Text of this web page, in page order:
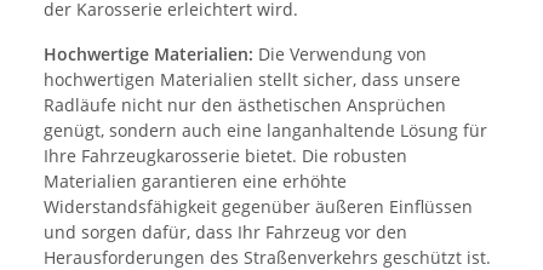
der Karosserie erleichtert wird.
Hochwertige Materialien: Die Verwendung von
hochwertigen Materialien stellt sicher, dass unsere
Radläufe nicht nur den ästhetischen Ansprüchen
genügt, sondern auch eine langanhaltende Lösung für
Ihre Fahrzeugkarosserie bietet. Die robusten
Materialien garantieren eine erhöhte
Widerstandsfähigkeit gegenüber äußeren Einflüssen
und sorgen dafür, dass Ihr Fahrzeug vor den
Herausforderungen des Straßenverkehrs geschützt ist.